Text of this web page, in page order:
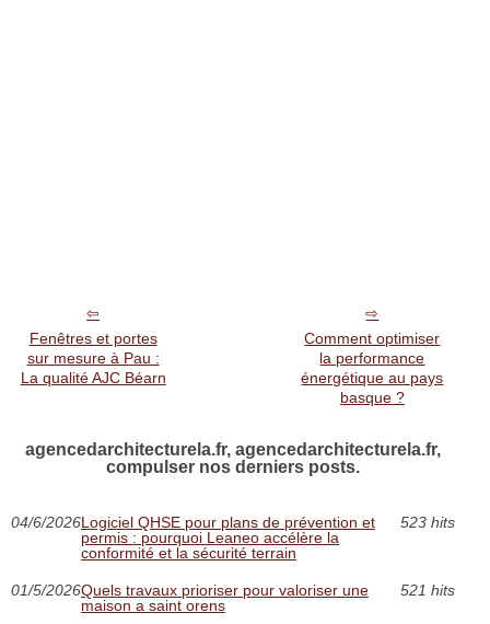
Fenêtres et portes
sur mesure à Pau :
La qualité AJC Béarn
Comment optimiser
la performance
énergétique au pays
basque ?
agencedarchitecturela.fr, agencedarchitecturela.fr,
compulser nos derniers posts.
04/6/2026Logiciel QHSE pour plans de prévention et
permis : pourquoi Leaneo accélère la
conformité et la sécurité terrain
523 hits
01/5/2026Quels travaux prioriser pour valoriser une
maison a saint orens
521 hits